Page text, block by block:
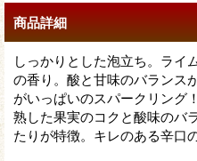
商品詳細
しっかりとした泡立ち。ライ
の香り。酸と甘味のバランス
がいっぱいのスパークリング！
熟した果実のコクと酸味のバ
たりが特徴。キレのある辛口